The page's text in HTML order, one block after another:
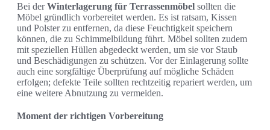
Bei derWinterlagerung für Terrassenmöbel sollten die
Möbel gründlich vorbereitet werden. Es ist ratsam, Kissen
und Polster zu entfernen, da diese Feuchtigkeit speichern
können, die zu Schimmelbildung führt. Möbel sollten zudem
mit speziellen Hüllen abgedeckt werden, um sie vor Staub
und Beschädigungen zu schützen. Vor der Einlagerung sollte
auch eine sorgfältige Überprüfung auf mögliche Schäden
erfolgen; defekte Teile sollten rechtzeitig repariert werden, um
eine weitere Abnutzung zu vermeiden.
Moment der richtigen Vorbereitung